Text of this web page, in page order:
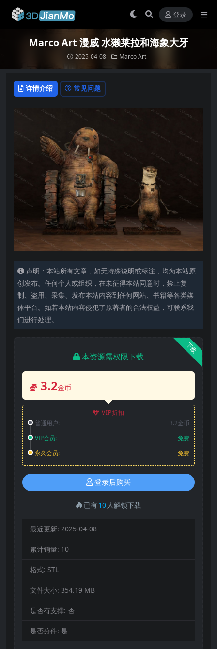
登录
Marco Art 漫威 水獭莱拉和海象大牙
2025-04-08 Marco Art
详情介绍 常见问题
声明：本站所有文章，如无特殊说明或标注，均为本站原
创发布。任何个人或组织，在未征得本站同意时，禁止复
制、盗用、采集、发布本站内容到任何网站、书籍等各类媒
体平台。如若本站内容侵犯了原著者的合法权益，可联系我
们进行处理。
下载
本资源需权限下载
3.2金币
VIP折扣
普通用户:
3.2金币
VIP会员:
免费
永久会员:
免费
登录后购买
已有10 人解锁下载
最近更新: 2025-04-08
累计销量: 10
格式: STL
文件大小: 354.19 MB
是否有支撑: 否
是否分件: 是